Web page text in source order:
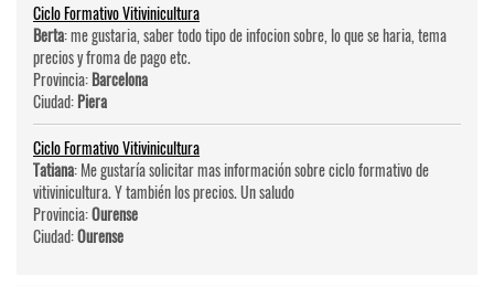
Ciclo Formativo Vitivinicultura
Berta: me gustaria, saber todo tipo de infocion sobre, lo que se haria, tema
precios y froma de pago etc.
Provincia:Barcelona
Ciudad:Piera
Ciclo Formativo Vitivinicultura
Tatiana: Me gustaría solicitar mas información sobre ciclo formativo de
vitivinicultura. Y también los precios. Un saludo
Provincia:Ourense
Ciudad:Ourense